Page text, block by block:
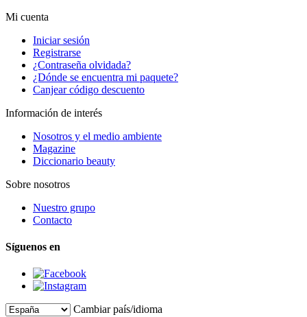
Mi cuenta
Iniciar sesión
Registrarse
¿Contraseña olvidada?
¿Dónde se encuentra mi paquete?
Canjear código descuento
Información de interés
Nosotros y el medio ambiente
Magazine
Diccionario beauty
Sobre nosotros
Nuestro grupo
Contacto
Síguenos en
Cambiar país/idioma